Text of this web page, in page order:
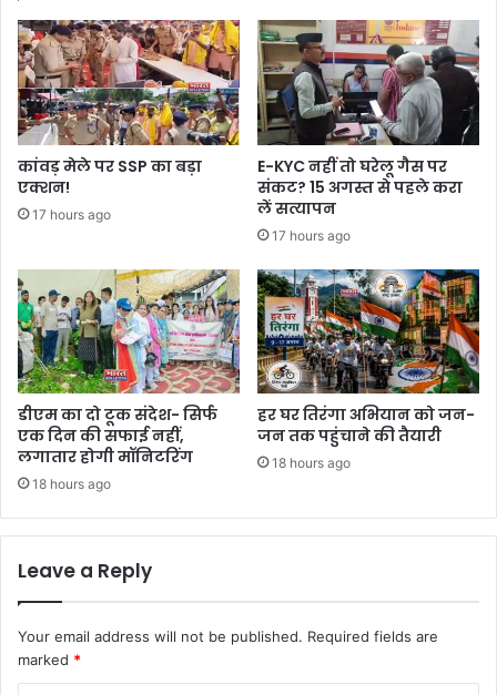
कांवड़ मेले पर SSP का बड़ा
एक्शन!
17 hours ago
E-KYC नहीं तो घरेलू गैस पर
संकट? 15 अगस्त से पहले करा
लें सत्यापन
17 hours ago
डीएम का दो टूक संदेश- सिर्फ
एक दिन की सफाई नहीं,
लगातार होगी मॉनिटरिंग
18 hours ago
हर घर तिरंगा अभियान को जन-
जन तक पहुंचाने की तैयारी
18 hours ago
Leave a Reply
Your email address will not be published. Required fields are
marked *